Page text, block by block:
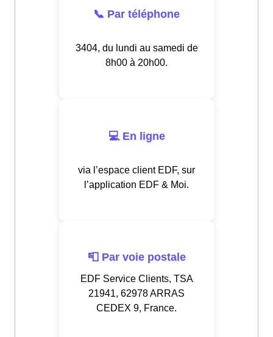
📞 Par téléphone
3404, du lundi au samedi de
8h00 à 20h00.
💻 En ligne
via l’espace client EDF, sur
l’application EDF & Moi.
📮 Par voie postale
EDF Service Clients, TSA
21941, 62978 ARRAS
CEDEX 9, France.